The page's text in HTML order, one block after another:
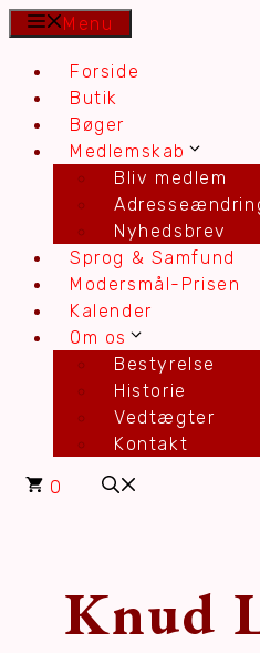
Hop
indhold
Menu
Forside
Butik
Bøger
Medlemskab
Bliv medlem
Nyhedsbrev
Sprog & Samfund
Modersmål-Prisen
Kalender
Om os
Bestyrelse
Historie
Vedtægter
Kontakt
0
Knud